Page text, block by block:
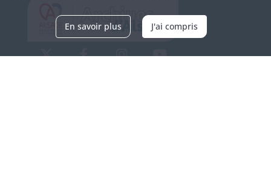
En savoir plus J'ai compris